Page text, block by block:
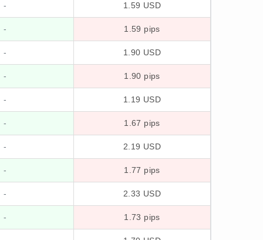
- 1.59 USD
- 1.59 pips
- 1.90 USD
- 1.90 pips
- 1.19 USD
- 1.67 pips
- 2.19 USD
- 1.77 pips
- 2.33 USD
- 1.73 pips